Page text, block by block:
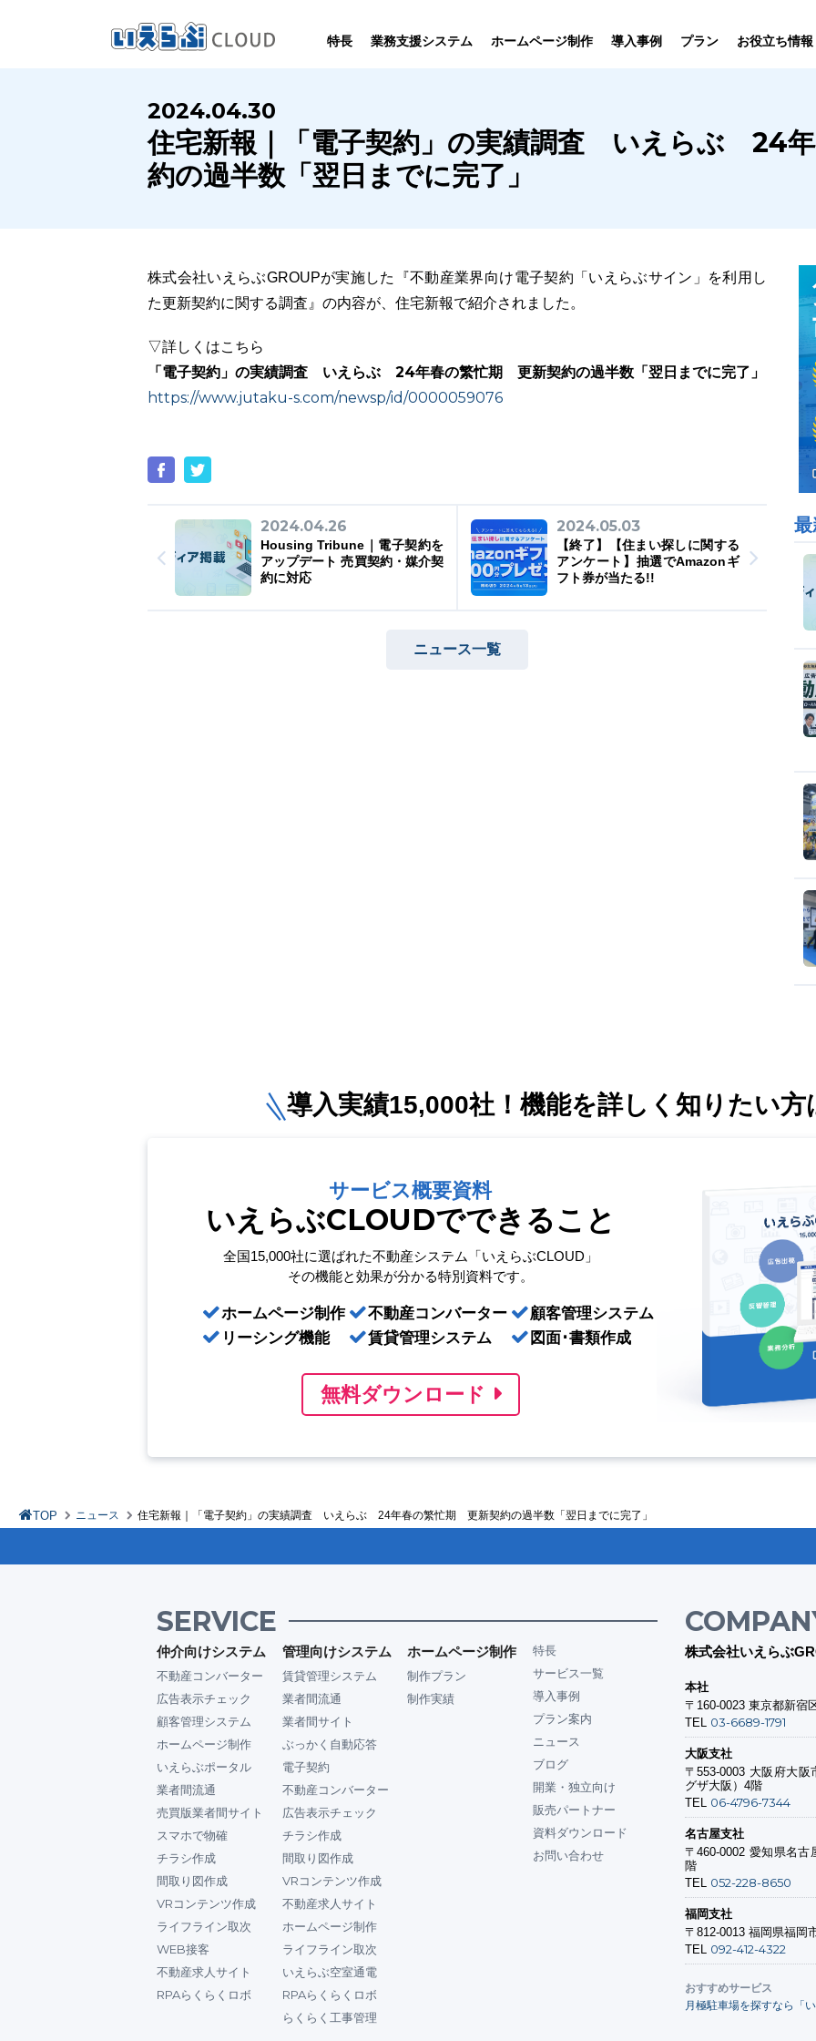
特長 業務支援システム
SYSTEM
いえらぶCLOUDは不動産業務を
幅広く支援しています。
賃貸仲介
業務向け機能
売買仲介
業務向け機能
賃貸管理
業務向け機
ホームページ制作
HOMEPAGE
いえらぶは集客用ホームページを
不動産業に特化して制作しています。
制作について
制作の流れ
導入事例
PERFORMANCE
いえらぶCLOUDを実際にご利用の
お客様の声と制作実績のご紹介です。
ユーザーインタビュー
プラン お役立ち情報
INFORMATION
いえらぶCLOUDや不動産業界に関する
ニュース･ノウハウをお伝えします。
ニュース一覧 お役立ちブログ
2024.04.30
住宅新報｜「電子契約」の実績調査 いえらぶ 24
約の過半数「翌日までに完了」
株式会社いえらぶGROUPが実施した『不動産業界向け電子契約「いえらぶサイン」を利用し
た更新契約に関する調査』の内容が、住宅新報で紹介されました。
▽詳しくはこちら
「電子契約」の実績調査 いえらぶ 24年春の繁忙期 更新契約の過半数「翌日までに完了」
https://www.jutaku-s.com/newsp/id/0000059076
2024.04.26
Housing Tribune｜電子契約を
アップデート 売買契約・媒介契
約に対応
2024.05.03
【終了】【住まい探しに関する
アンケート】抽選でAmazonギ
フト券が当たる!!
ニュース一覧
導入実績15,000社！ 機能を詳しく知りたい方
サービス概要資料
いえらぶCLOUDでできること
全国15,000社に選ばれた不動産システム「いえらぶCLOUD」
その機能と効果が分かる特別資料です。
ホームページ制作
リーシング機能
不動産コンバーター
賃貸管理システム
顧客管理システム
図面･書類作成
無料ダウンロード
TOP ニュース 住宅新報｜「電子契約」の実績調査 いえらぶ 24年春の繁忙期 更新契約の過半数「翌日までに完了」
SERVICE
仲介向けシステム
不動産コンバーター
広告表示チェック
顧客管理システム
ホームページ制作
いえらぶポータル
業者間流通
売買版業者間サイト
スマホで物確
チラシ作成
間取り図作成
VRコンテンツ作成
ライフライン取次
WEB接客
不動産求人サイト
RPAらくらくロボ
管理向けシステム
賃貸管理システム
業者間流通
業者間サイト
ぶっかく自動応答
電子契約
不動産コンバーター
広告表示チェック
チラシ作成
間取り図作成
VRコンテンツ作成
不動産求人サイト
ホームページ制作
ライフライン取次
いえらぶ空室通電
RPAらくらくロボ
らくらく工事管理
ホームページ制作
制作プラン
制作実績
特長
サービス一覧
導入事例
プラン案内
ニュース
ブログ
開業・独立向け
販売パートナー
資料ダウンロード
お問い合わせ
株式会社いえらぶ
本社
〒160-0023 東京都新宿
TEL 03-6689-1791
大阪支社
〒553-0003 大阪府大阪
グザ大阪）4階
TEL 06-4796-7344
名古屋支社
〒460-0002 愛知県名古
階
TEL 052-228-8650
福岡支社
〒812-0013 福岡県福岡
TEL 092-412-4322
おすすめサービス
月極駐車場を探すなら「